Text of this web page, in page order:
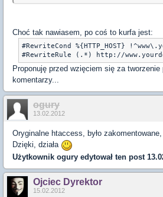
Choć tak nawiasem, po coś to kurfa jest:
#RewriteCond %{HTTP_HOST}
#RewriteRule (.*) http://
Proponuję przed wzięciem się za
komentarzy...
ogury
13.02.2012
Oryginalne htaccess, było
Dzięki, działa
Użytkownik ogury edytował ten post
Ojciec Dyrektor
15.02.2012